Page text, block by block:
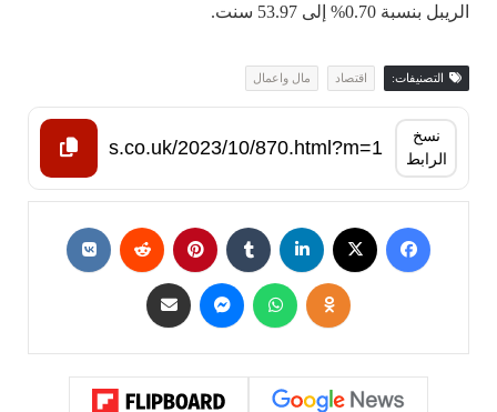
الريبل بنسبة 0.70% إلى 53.97 سنت.
التصنيفات: اقتصاد مال واعمال
نسخ
الرابط